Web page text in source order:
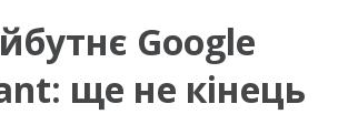
Google
ще не кінець